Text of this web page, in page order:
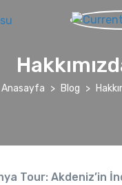
Anasayfa Blog
Tour: Akdeniz’in